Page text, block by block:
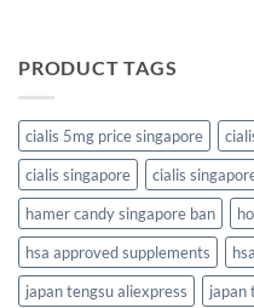
PRODUCT TAGS
cialis 5mg price singapore
cialis singapore
cialis
hamer candy singapore ban
hsa approved supplements
japan tengsu aliexpress
japan